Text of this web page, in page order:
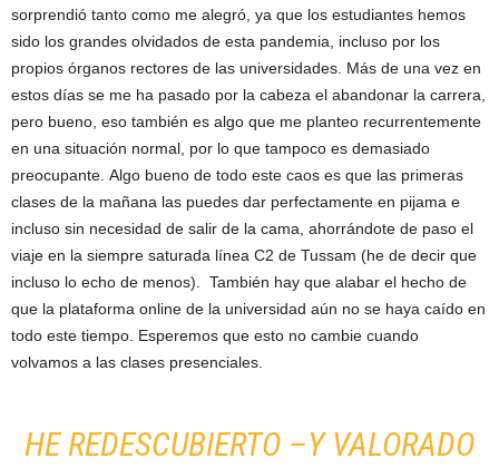
sorprendió tanto como me alegró, ya que los estudiantes hemos
sido los grandes olvidados de esta pandemia, incluso por los
propios órganos rectores de las universidades. Más de una vez en
estos días se me ha pasado por la cabeza el abandonar la carrera,
pero bueno, eso también es algo que me planteo recurrentemente
en una situación normal, por lo que tampoco es demasiado
preocupante. Algo bueno de todo este caos es que las primeras
clases de la mañana las puedes dar perfectamente en pijama e
incluso sin necesidad de salir de la cama, ahorrándote de paso el
viaje en la siempre saturada línea C2 de Tussam (he de decir que
incluso lo echo de menos). También hay que alabar el hecho de
que la plataforma online de la universidad aún no se haya caído en
todo este tiempo. Esperemos que esto no cambie cuando
volvamos a las clases presenciales.
HE REDESCUBIERTO –Y VALORADO